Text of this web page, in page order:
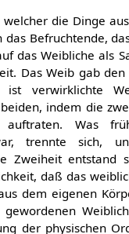
die Dinge
Befruchtende,
das Weibliche als
Das Weib gab
ist verwirklichte
indem die
auftraten. Was
trennte sich,
Zweiheit
daß das
dem eigenen
der physischen